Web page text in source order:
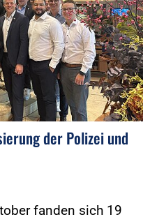
der Polizei und
fanden sich 19